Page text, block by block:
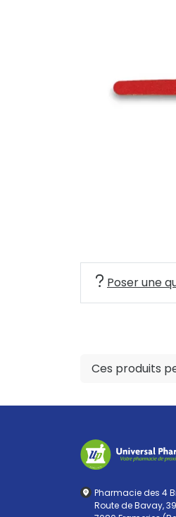
Poser une
Ces produits
Pharmacie des 4
Route de Bavay, 39